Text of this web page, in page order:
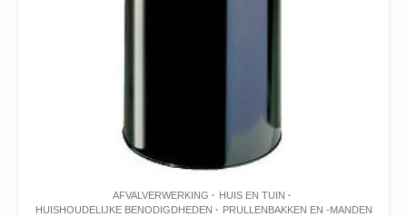
AFVALVERWERKING
HUIS EN TUIN
HUISHOUDELIJKE BENODIGDHEDEN
PRULLENBAKKEN EN -MANDEN